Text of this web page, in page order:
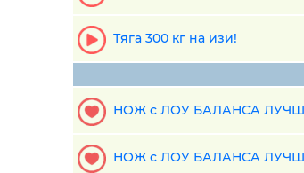
Тяга 300 кг на изи!
НОЖ с ЛОУ БАЛАНСА
НОЖ с ЛОУ БАЛАНСА